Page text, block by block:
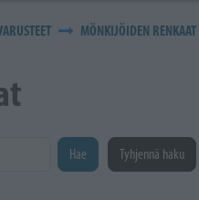
MÖNKIJÖIDEN RENKAAT
Hae Tyhjennä haku